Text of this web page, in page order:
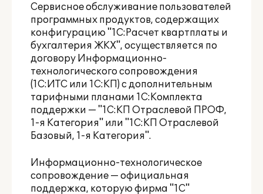
Дополнения
Материалы
Партнерам
Сервисное обслуживание пользователей
программных продуктов, содержащих
конфигурацию "1С:Расчет квартплаты и
бухгалтерия ЖКХ", осуществляется по
договору Информационно-
технологического сопровождения
(1С:ИТС или 1С:КП) с дополнительным
тарифными планами 1С:Комплекта
поддержки — "1С:КП Отраслевой ПРОФ,
1-я Категория" или "1С:КП Отраслевой
Базовый, 1-я Категория".
Информационно-технологическое
сопровождение — официальная
поддержка, которую фирма "1С"